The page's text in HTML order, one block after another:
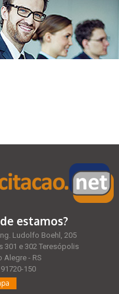
estamos?
Ludolfo Boehl, 205
301 e 302 Teresópolis
Alegre - RS
91720-150